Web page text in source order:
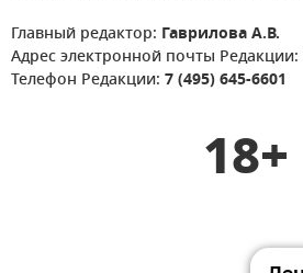
Главный редактор: Гаврилова А.В.
Адрес электронной почты Редакции:
Телефон Редакции: 7 (495) 645-6601
18+